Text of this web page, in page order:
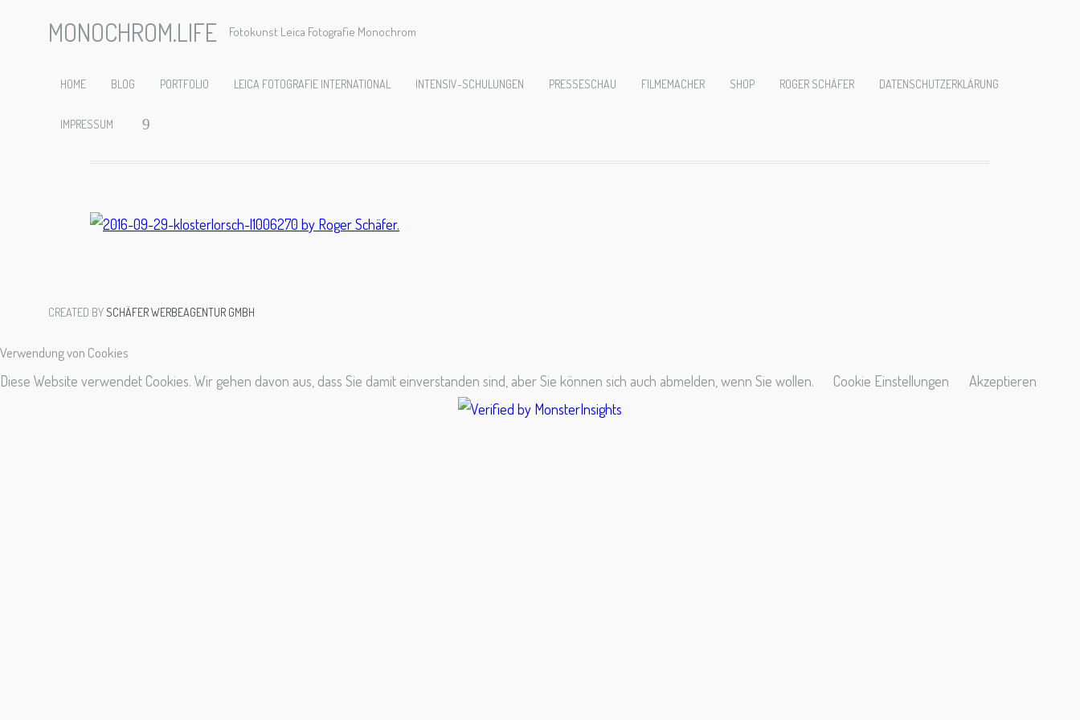
MONOCHROM.LIFE Fotokunst Leica Fotografie Monochrom
HOME BLOG PORTFOLIO LEICA FOTOGRAFIE INTERNATIONAL INTENSIV-SCHULUNGEN PRESSESCHAU FILMEMACHER SHOP ROGER SCHÄFER DATENSCHUTZERKLÄRUNG
IMPRESSUM
2016-09-29-klosterlorsch-l1006270
CREATED BY SCHÄFER WERBEAGENTUR GMBH
Verwendung von Cookies
Diese Website verwendet Cookies. Wir gehen davon aus, dass Sie damit einverstanden sind, aber Sie können sich auch abmelden, wenn Sie wollen. Cookie Einstellungen Akzeptieren